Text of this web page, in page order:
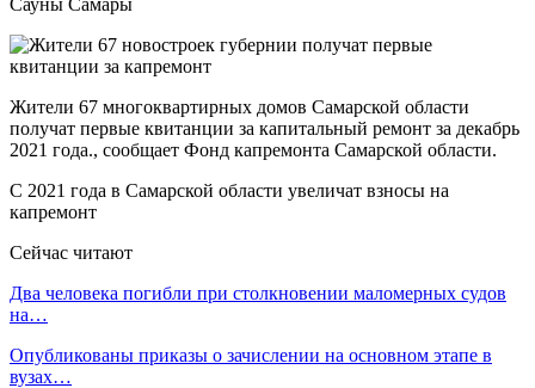
Жители 67 многоквартирных домов Самарской области
получат первые квитанции за капитальный ремонт за декабрь
2021 года., сообщает Фонд капремонта Самарской области.
С 2021 года в Самарской области увеличат взносы на
капремонт
Сейчас читают
Два человека погибли при столкновении маломерных судов
на…
Опубликованы приказы о зачислении на основном этапе в
вузах…